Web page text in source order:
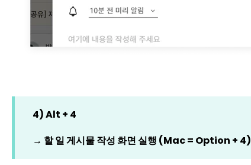
4) Alt + 4
→ 할 일 게시물 작성 화면 실행 (Mac = Option + 4)